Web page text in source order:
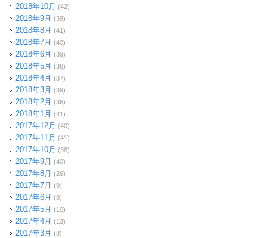
2018年10月 (42)
2018年9月 (39)
2018年8月 (41)
2018年7月 (40)
2018年6月 (39)
2018年5月 (38)
2018年4月 (37)
2018年3月 (39)
2018年2月 (36)
2018年1月 (41)
2017年12月 (40)
2017年11月 (41)
2017年10月 (38)
2017年9月 (40)
2017年8月 (26)
2017年7月 (9)
2017年6月 (8)
2017年5月 (10)
2017年4月 (13)
2017年3月 (8)